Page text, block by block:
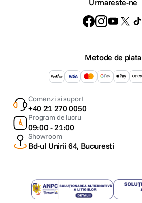
Urmareste-ne
Metode de plata
Comenzi si suport
+40 21 270 0050
Program de lucru
09:00 - 21:00
Showroom
Bd-ul Unirii 64, Bucuresti